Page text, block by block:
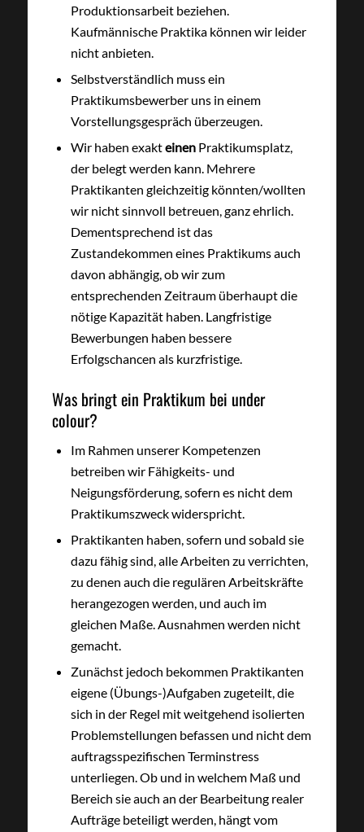
Produktionsarbeit beziehen.
Kaufmännische Praktika können wir leider
nicht anbieten.
Selbstverständlich muss ein
Praktikumsbewerber uns in einem
Vorstellungsgespräch überzeugen.
Wir haben exakteinenPraktikumsplatz,
der belegt werden kann. Mehrere
Praktikanten gleichzeitig könnten/wollten
wir nicht sinnvoll betreuen, ganz ehrlich.
Dementsprechend ist das
Zustandekommen eines Praktikums auch
davon abhängig, ob wir zum
entsprechenden Zeitraum überhaupt die
nötige Kapazität haben. Langfristige
Bewerbungen haben bessere
Erfolgschancen als kurzfristige.
Was bringt ein Praktikum bei under
colour?
Im Rahmen unserer Kompetenzen
betreiben wir Fähigkeits- und
Neigungsförderung, sofern es nicht dem
Praktikumszweck widerspricht.
Praktikanten haben, sofern und sobald sie
dazu fähig sind, alle Arbeiten zu verrichten,
zu denen auch die regulären Arbeitskräfte
herangezogen werden, und auch im
gleichen Maße. Ausnahmen werden nicht
gemacht.
Zunächst jedoch bekommen Praktikanten
eigene (Übungs-)Aufgaben zugeteilt, die
sich in der Regel mit weitgehend isolierten
Problemstellungen befassen und nicht dem
auftragsspezifischen Terminstress
unterliegen. Ob und in welchem Maß und
Bereich sie auch an der Bearbeitung realer
Aufträge beteiligt werden, hängt vom